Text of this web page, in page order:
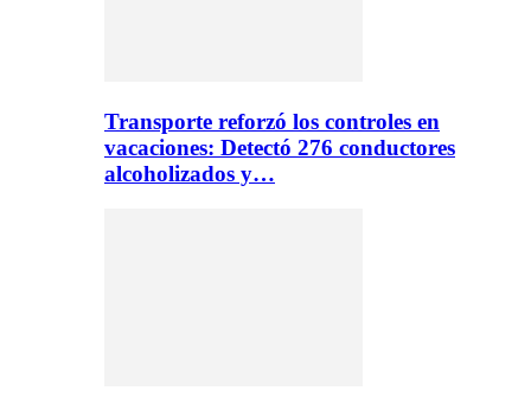
Transporte reforzó los controles en
vacaciones: Detectó 276 conductores
alcoholizados y…